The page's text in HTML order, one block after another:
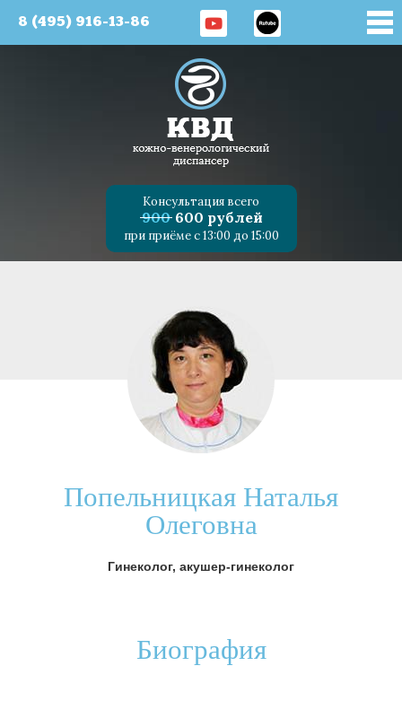
8 (495) 916-13-86
Консультация всего
900 600 рублей
при приёме с 13:00 до 15:00
Попельницкая Наталья
Олеговна
Гинеколог, акушер-гинеколог
Биография